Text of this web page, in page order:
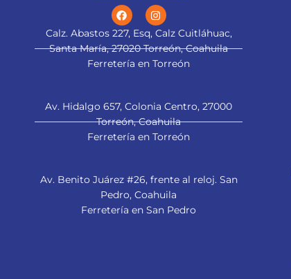
Calz. Abastos 227, Esq, Calz Cuitláhuac,
Santa María, 27020 Torreón, Coahuila
Ferretería en Torreón
Av. Hidalgo 657, Colonia Centro, 27000
Torreón, Coahuila
Ferretería en Torreón
Av. Benito Juárez #26, frente al reloj. San
Pedro, Coahuila
Ferretería en San Pedro